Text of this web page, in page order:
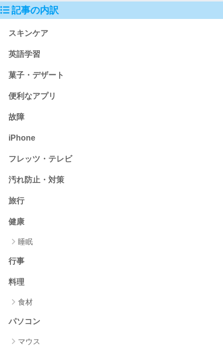
記事の内訳
スキンケア
英語学習
菓子・デザート
便利なアプリ
故障
iPhone
フレッツ・テレビ
汚れ防止・対策
旅行
健康
睡眠
行事
料理
食材
パソコン
マウス